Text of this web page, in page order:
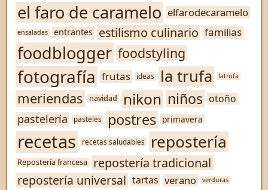
el faro de caramelo elfarodecaramelo
ensaladas entrantes estilismo culinario familias
foodblogger foodstyling
fotografía frutas ideas la trufa latrufa
meriendas navidad nikon niños otoño
pastelería pasteles postres primavera
recetas recetas saludables repostería
Repostería francesa
repostería tradicional
repostería universal tartas verano verduras